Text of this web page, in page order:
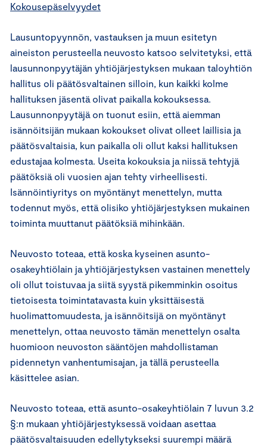
Kokousepäselvyydet
Lausuntopyynnön, vastauksen ja muun esitetyn
aineiston perusteella neuvosto katsoo selvitetyksi, että
lausunnonpyytäjän yhtiöjärjestyksen mukaan taloyhtiön
hallitus oli päätösvaltainen silloin, kun kaikki kolme
hallituksen jäsentä olivat paikalla kokouksessa.
Lausunnonpyytäjä on tuonut esiin, että aiemman
isännöitsijän mukaan kokoukset olivat olleet laillisia ja
päätösvaltaisia, kun paikalla oli ollut kaksi hallituksen
edustajaa kolmesta. Useita kokouksia ja niissä tehtyjä
päätöksiä oli vuosien ajan tehty virheellisesti.
Isännöintiyritys on myöntänyt menettelyn, mutta
todennut myös, että olisiko yhtiöjärjestyksen mukainen
toiminta muuttanut päätöksiä mihinkään.
Neuvosto toteaa, että koska kyseinen asunto-
osakeyhtiölain ja yhtiöjärjestyksen vastainen menettely
oli ollut toistuvaa ja siitä syystä pikemminkin osoitus
tietoisesta toimintatavasta kuin yksittäisestä
huolimattomuudesta, ja isännöitsijä on myöntänyt
menettelyn, ottaa neuvosto tämän menettelyn osalta
huomioon neuvoston sääntöjen mahdollistaman
pidennetyn vanhentumisajan, ja tällä perusteella
käsittelee asian.
Neuvosto toteaa, että asunto-osakeyhtiölain 7 luvun 3.2
§:n mukaan yhtiöjärjestyksessä voidaan asettaa
päätösvaltaisuuden edellytykseksi suurempi määrä